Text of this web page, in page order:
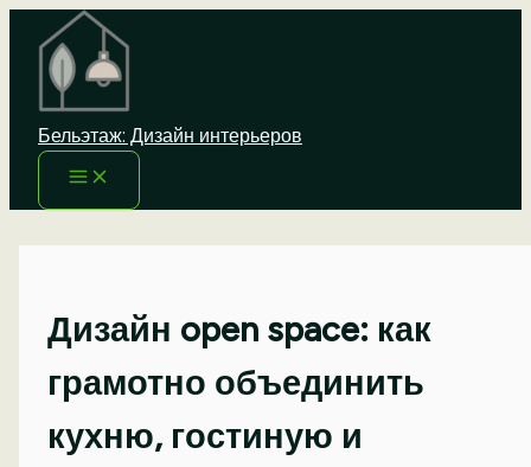
Перейти
содержимому
Бельэтаж: Дизайн интерьеров
Дизайн open space: как
грамотно объединить
кухню, гостиную и